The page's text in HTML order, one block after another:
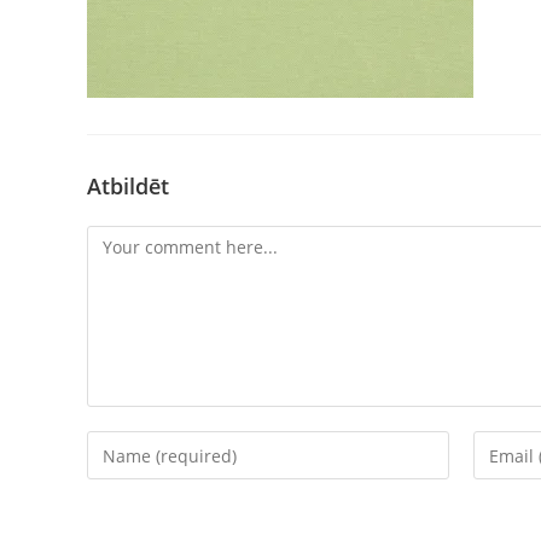
Atbildēt
Comment
Enter
your
Enter
your